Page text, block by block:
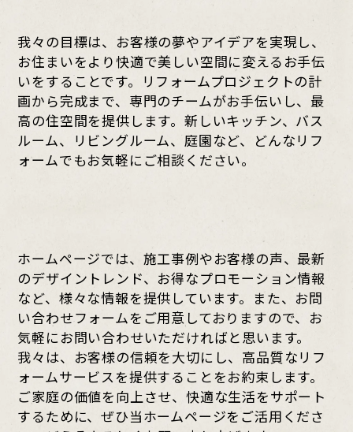
我々の目標は、お客様の夢やアイデアを実現し、
お住まいをより快適で美しい空間に変えるお手伝
いをすることです。リフォームプロジェクトの計
画から完成まで、専門のチームがお手伝いし、最
高の住空間を提供します。新しいキッチン、バス
ルーム、リビングルーム、庭園など、どんなリフ
ォームでもお気軽にご相談ください。
ホームページでは、施工事例やお客様の声、最新
のデザイントレンド、お得なプロモーション情報
など、様々な情報を提供しています。また、お問
い合わせフォームをご用意しておりますので、お
気軽にお問い合わせいただければと思います。
我々は、お客様の信頼を大切にし、高品質なリフ
ォームサービスを提供することをお約束します。
ご家庭の価値を向上させ、快適な生活をサポート
するために、ぜひ当ホームページをご活用くださ